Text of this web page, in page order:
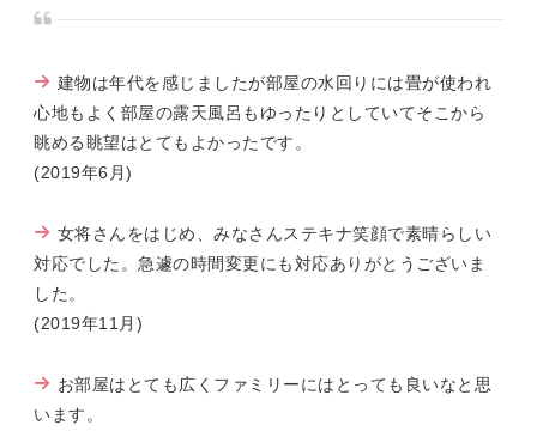
建物は年代を感じましたが部屋の水回りには畳が使われ
心地もよく部屋の露天風呂もゆったりとしていてそこから
眺める眺望はとてもよかったです。
(2019年6月)
女将さんをはじめ、みなさんステキナ笑顔で素晴らしい
対応でした。急遽の時間変更にも対応ありがとうございま
した。
(2019年11月)
お部屋はとても広くファミリーにはとっても良いなと思
います。